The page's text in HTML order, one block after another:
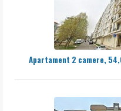
Apartament 2 camere,